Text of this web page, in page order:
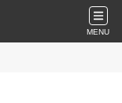
MENU